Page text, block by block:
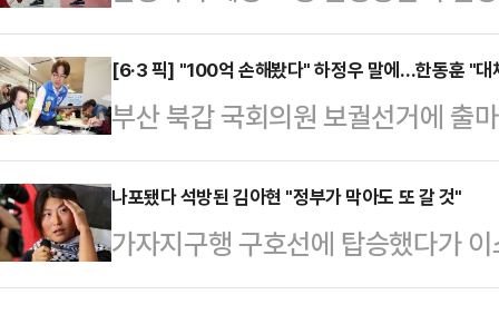
출시를 준비 중이다.하지만…
이란 전망이 나온다.22일 삼성전자
오후 2시부터 27일 오전 10시까지
는 참여 조합원 과반이 찬성해야 최
상 테이블에 …
다.16일 관련업계에 따르면 영국
전문가인 니콜 딘은 최근 데일리메
만 운동할 때 착용하는 옷과 신발이
어 "운동용품을 만들 때 흔히 사용
소재의 옷을 세탁하고 입을 때마다
말했다.입자가 매우 작은 미세플라
통해 여러 장기에 …
[6·3 픽] "100억 손해봤다" 하정우 말에…한동훈 "대
부산 북갑 국회의원 보궐선거에 출
우 더불어민주당 후보의 '100억원
후보가 도대체 경쟁사인 업스테이
의 보상을 받은 것이냐"고 따져 물
에 "하 후보는 오늘 자기가 업스테
나포됐다 석방된 김아현 "정부가 막아도 또 갈 것"
가자지구행 구호선에 탑승했다가
22일 귀국해 당시 상황을 전했다.